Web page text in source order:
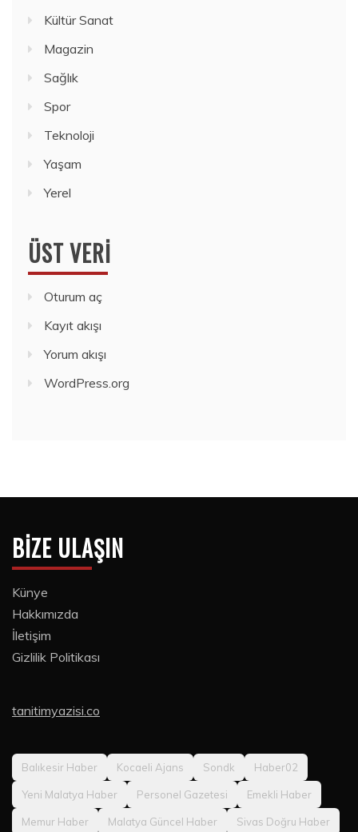
Kültür Sanat
Magazin
Sağlık
Spor
Teknoloji
Yaşam
Yerel
ÜST VERI
Oturum aç
Kayıt akışı
Yorum akışı
WordPress.org
BIZE ULAŞIN
Künye
Hakkımızda
İletişim
Gizlilik Politikası
tanitimyazisi.co
Balıkesir Haber Kocaeli Ajans Sondk Haber02
Yeni Malatya Haber Personel Gazetesi Emekli Haber
Memur Haber Malatya Güncel Haber Sivas Doğru Haber